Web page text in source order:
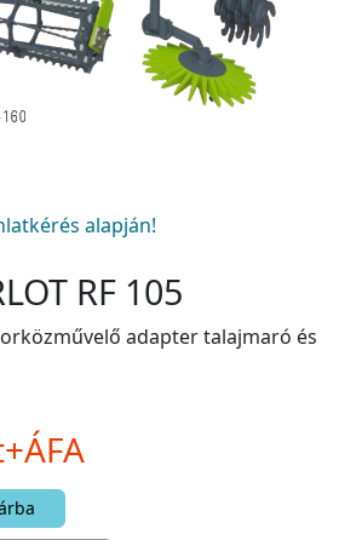
alapján!
RF 105
adapter talajmaró és